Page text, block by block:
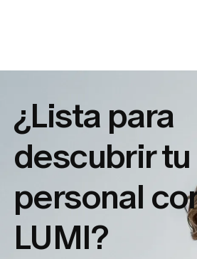
¿Lista para
descubrir tu
personal
LUMI?